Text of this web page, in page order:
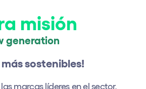
misión
generation
sostenibles!
marcas líderes en el sector,